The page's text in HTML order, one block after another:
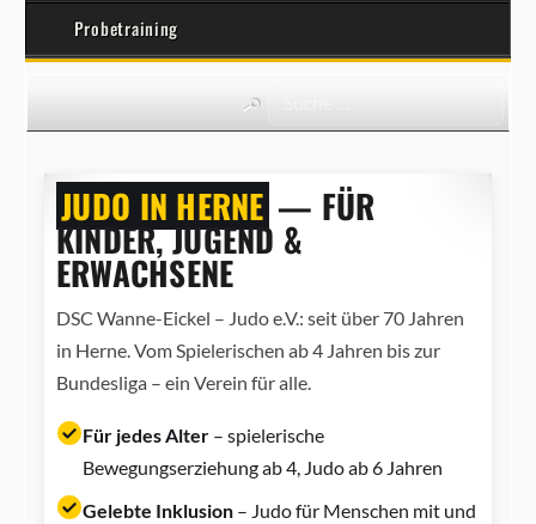
Probetraining
JUDO IN HERNE — FÜR
KINDER, JUGEND &
ERWACHSENE
DSC Wanne-Eickel – Judo e.V.: seit über 70 Jahren
in Herne. Vom Spielerischen ab 4 Jahren bis zur
Bundesliga – ein Verein für alle.
Für jedes Alter– spielerische
Bewegungserziehung ab 4, Judo ab 6 Jahren
Gelebte Inklusion– Judo für Menschen mit und